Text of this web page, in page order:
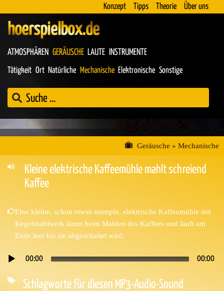
Konzept Tipps Theorie Über uns
hoerspielbox.de
ATMOSPHÄREN GERÄUSCHE LAUTE INSTRUMENTE
Tätigkeit Ort Natürliche Mechanische Elektronische Sonstige
Geräusche » Mechanische
Kleine elektrische Kaffeemühle mahlt schreiend
Kaffee
Eine kleine, schon etwas stumpfe, elektrische Kaffeemühle mit
Kegelmahlwerk lärmt beim Mahlen des Kaffees und läuft am
Ende leer bis sie abgeschaltet wird.
Audio-
00:00 00:00
Schlagworte für diesen MP3-Audio-Sound